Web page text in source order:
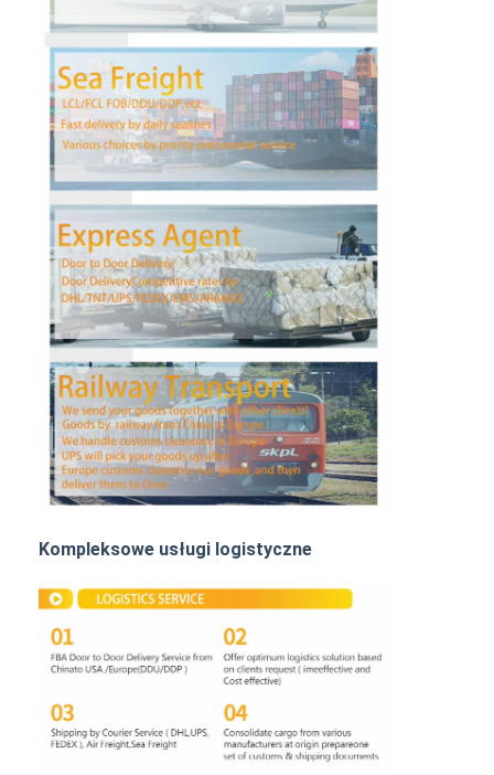
Spedycja Międzynarodowa
Spedycja lotnicza
Fracht morski
Dostawa DDP z Chin
ekspresowa WYSYŁKA
Transport kolejowy
Wyślij do Amazonu
Transport ciężarowy
Usługa magazynowania
Kompleksowe usługi logistyczne